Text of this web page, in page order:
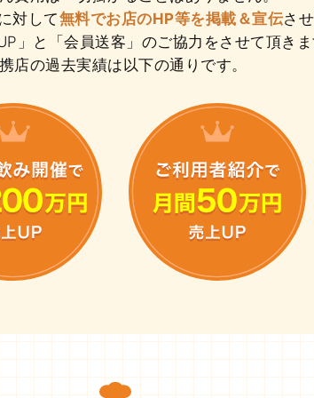
対して無料でお店のHP等を掲載＆宣伝さ
」と「会員送客」のご協力をさせて頂きま
店の過去実績は以下の通りです。